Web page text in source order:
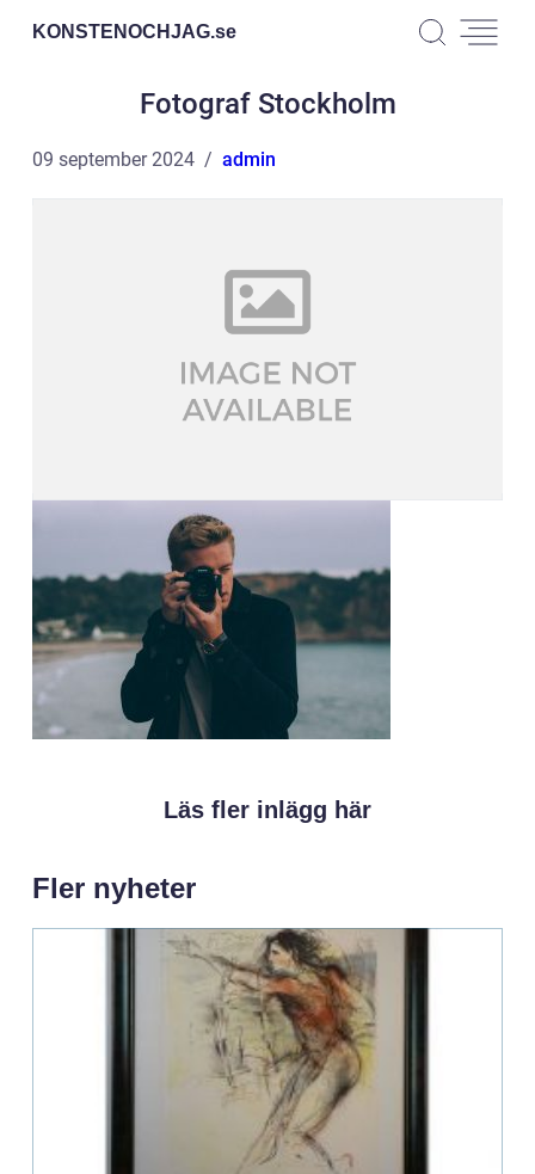
KONSTENOCHJAG.se
Fotograf Stockholm
09 september 2024 admin
Läs fler inlägg här
Fler nyheter